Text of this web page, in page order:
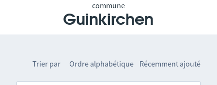
commune
Guinkirchen
Trier par Ordre alphabétique Récemment ajouté